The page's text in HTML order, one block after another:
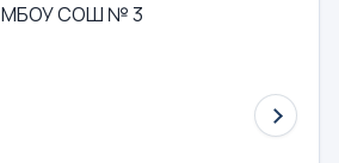
МБОУ СОШ № 3